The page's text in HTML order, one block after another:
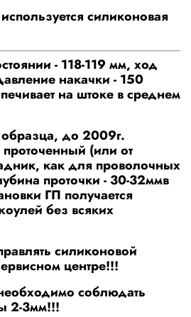
силиконовая
- 118-119 мм, ход
накачки - 150
на штоке в среднем
образца, до 2009г.
проточенный (или от
как для проволочных
проточки - 30-32ммв
ГП получается
без всяких
силиконовой
центре!!!
соблюдать
2-3мм!!!